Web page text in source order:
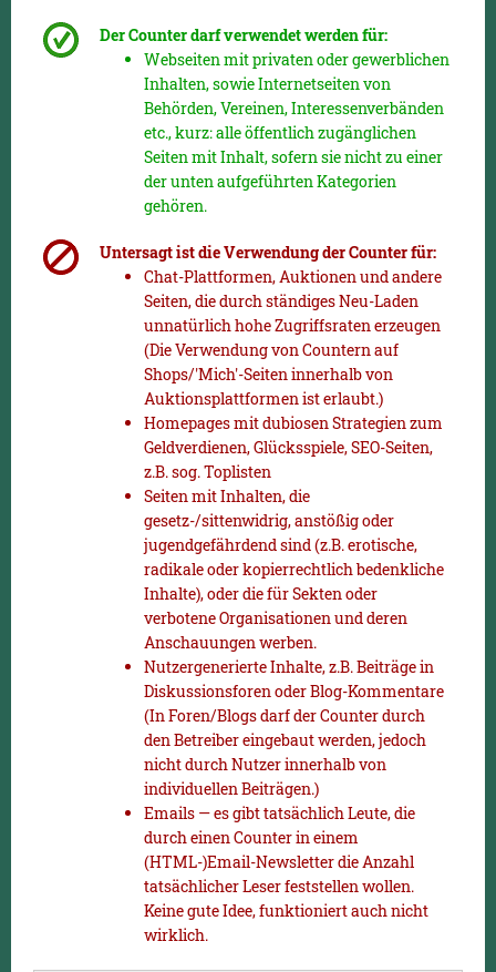
Der Counter darf verwendet werden für:
Webseiten mit privaten oder gewerblichen
Inhalten, sowie Internetseiten von
Behörden, Vereinen, Interessenverbänden
etc., kurz: alle öffentlich zugänglichen
Seiten mit Inhalt, sofern sie nicht zu einer
der unten aufgeführten Kategorien
gehören.
Untersagt ist die Verwendung der Counter für:
Chat-Plattformen, Auktionen und andere
Seiten, die durch ständiges Neu-Laden
unnatürlich hohe Zugriffsraten erzeugen
(Die Verwendung von Countern auf
Shops/'Mich'-Seiten innerhalb von
Auktionsplattformen ist erlaubt.)
Homepages mit dubiosen Strategien zum
Geldverdienen, Glücksspiele, SEO-Seiten,
z.B. sog. Toplisten
Seiten mit Inhalten, die
gesetz-/sittenwidrig, anstößig oder
jugendgefährdend sind (z.B. erotische,
radikale oder kopierrechtlich bedenkliche
Inhalte), oder die für Sekten oder
verbotene Organisationen und deren
Anschauungen werben.
Nutzergenerierte Inhalte, z.B. Beiträge in
Diskussionsforen oder Blog-Kommentare
(In Foren/Blogs darf der Counter durch
den Betreiber eingebaut werden, jedoch
nicht durch Nutzer innerhalb von
individuellen Beiträgen.)
Emails — es gibt tatsächlich Leute, die
durch einen Counter in einem
(HTML-)Email-Newsletter die Anzahl
tatsächlicher Leser feststellen wollen.
Keine gute Idee, funktioniert auch nicht
wirklich.